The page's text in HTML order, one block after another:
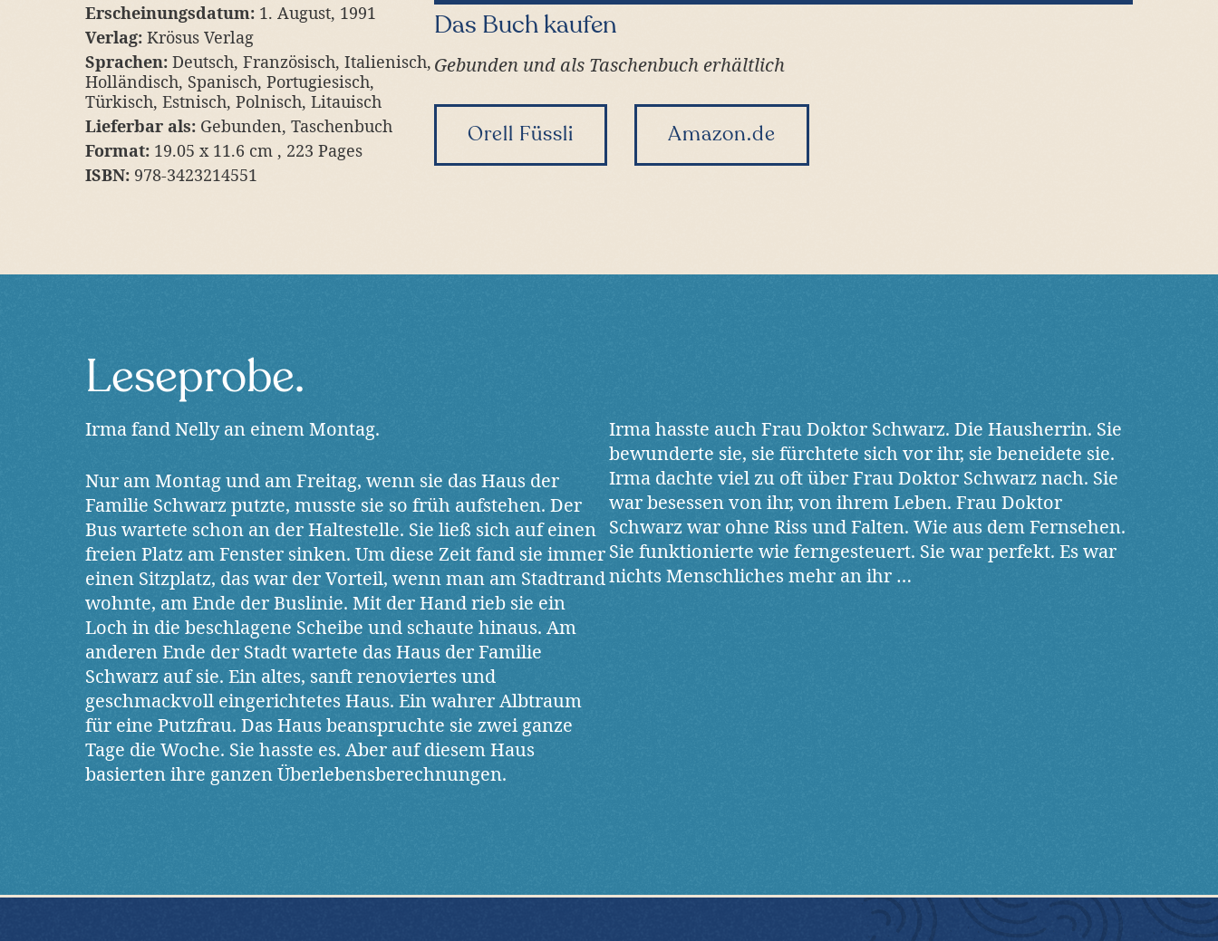
Erscheinungsdatum: 1. August, 1991
Verlag: Krösus Verlag
Sprachen: Deutsch, Französisch, Italienisch,
Holländisch, Spanisch, Portugiesisch,
Türkisch, Estnisch, Polnisch, Litauisch
Lieferbar als: Gebunden, Taschenbuch
Format: 19.05 x 11.6 cm , 223 Pages
ISBN: 978-3423214551
Das Buch kaufen
Gebunden und als Taschenbuch erhältlich
Orell Füssli Amazon.de
Leseprobe.
Irma fand Nelly an einem Montag.
Nur am Montag und am Freitag, wenn sie das Haus der
Familie Schwarz putzte, musste sie so früh aufstehen. Der
Bus wartete schon an der Haltestelle. Sie ließ sich auf einen
freien Platz am Fenster sinken. Um diese Zeit fand sie immer
einen Sitzplatz, das war der Vorteil, wenn man am Stadtrand
wohnte, am Ende der Buslinie. Mit der Hand rieb sie ein
Loch in die beschlagene Scheibe und schaute hinaus. Am
anderen Ende der Stadt wartete das Haus der Familie
Schwarz auf sie. Ein altes, sanft renoviertes und
geschmackvoll eingerichtetes Haus. Ein wahrer Albtraum
für eine Putzfrau. Das Haus beanspruchte sie zwei ganze
Tage die Woche. Sie hasste es. Aber auf diesem Haus
basierten ihre ganzen Überlebensberechnungen.
Irma hasste auch Frau Doktor Schwarz. Die Hausherrin. Sie
bewunderte sie, sie fürchtete sich vor ihr, sie beneidete sie.
Irma dachte viel zu oft über Frau Doktor Schwarz nach. Sie
war besessen von ihr, von ihrem Leben. Frau Doktor
Schwarz war ohne Riss und Falten. Wie aus dem Fernsehen.
Sie funktionierte wie ferngesteuert. Sie war perfekt. Es war
nichts Menschliches mehr an ihr …